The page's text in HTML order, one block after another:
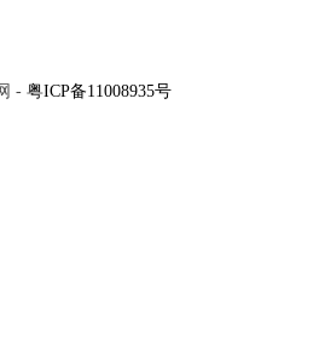
- 粤ICP备11008935号